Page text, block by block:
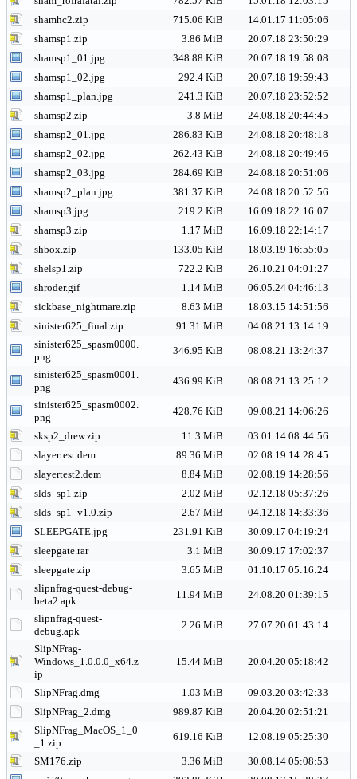
shamhc2.zip
715.06 KiB
14.01.17 11:05:06
shamsp1.zip
3.86 MiB
20.07.18 23:50:29
shamsp1_01.jpg
348.88 KiB
20.07.18 19:58:08
shamsp1_02.jpg
292.4 KiB
20.07.18 19:59:43
shamsp1_plan.jpg
241.3 KiB
20.07.18 23:52:52
shamsp2.zip
3.8 MiB
24.08.18 20:44:45
shamsp2_01.jpg
286.83 KiB
24.08.18 20:48:18
shamsp2_02.jpg
262.43 KiB
24.08.18 20:49:46
shamsp2_03.jpg
284.69 KiB
24.08.18 20:51:06
shamsp2_plan.jpg
381.37 KiB
24.08.18 20:52:56
shamsp3.jpg
219.2 KiB
16.09.18 22:16:07
shamsp3.zip
1.17 MiB
16.09.18 22:14:17
shbox.zip
133.05 KiB
18.03.19 16:55:05
shelsp1.zip
722.2 KiB
26.10.21 04:01:27
shroder.gif
1.14 MiB
06.05.24 04:46:13
sickbase_nightmare.zip
8.63 MiB
18.03.15 14:51:56
sinister625_final.zip
91.31 MiB
04.08.21 13:14:19
sinister625_spasm0000.
png
346.95 KiB
08.08.21 13:24:37
sinister625_spasm0001.
png
436.99 KiB
08.08.21 13:25:12
sinister625_spasm0002.
png
428.76 KiB 09.08.21 14:06:26
sksp2_drew.zip 11.3 MiB
03.01.14 08:44:56
slayertest.dem
89.36 MiB
02.08.19 14:28:45
slayertest2.dem
8.84 MiB
02.08.19 14:28:56
slds_sp1.zip
2.02 MiB
02.12.18 05:37:26
slds_sp1_v1.0.zip
2.67 MiB
04.12.18 14:33:36
SLEEPGATE.jpg
231.91 KiB
30.09.17 04:19:24
sleepgate.rar
3.1 MiB
30.09.17 17:02:37
sleepgate.zip
3.65 MiB
01.10.17 05:16:24
slipnfrag-quest-debug-
beta2.apk
11.94 MiB
24.08.20 01:39:15
slipnfrag-quest-
debug.apk
2.26 MiB
27.07.20 01:43:14
SlipNFrag-
Windows_1.0.0.0_x64.z
ip
15.44 MiB 20.04.20 05:18:42
SlipNFrag.dmg 1.03 MiB
09.03.20 03:42:33
SlipNFrag_2.dmg
989.87 KiB
20.04.20 02:51:21
SlipNFrag_MacOS_1_0
_1.zip
619.16 KiB 12.08.19 05:25:30
SM176.zip 3.36 MiB
30.08.14 05:08:53